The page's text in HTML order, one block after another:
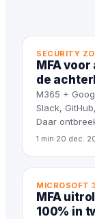
SECURITY
MFA
de
M365 +
Slack,
Daar
1 min·20 dec.
MICROSOFT
MFA
100% in